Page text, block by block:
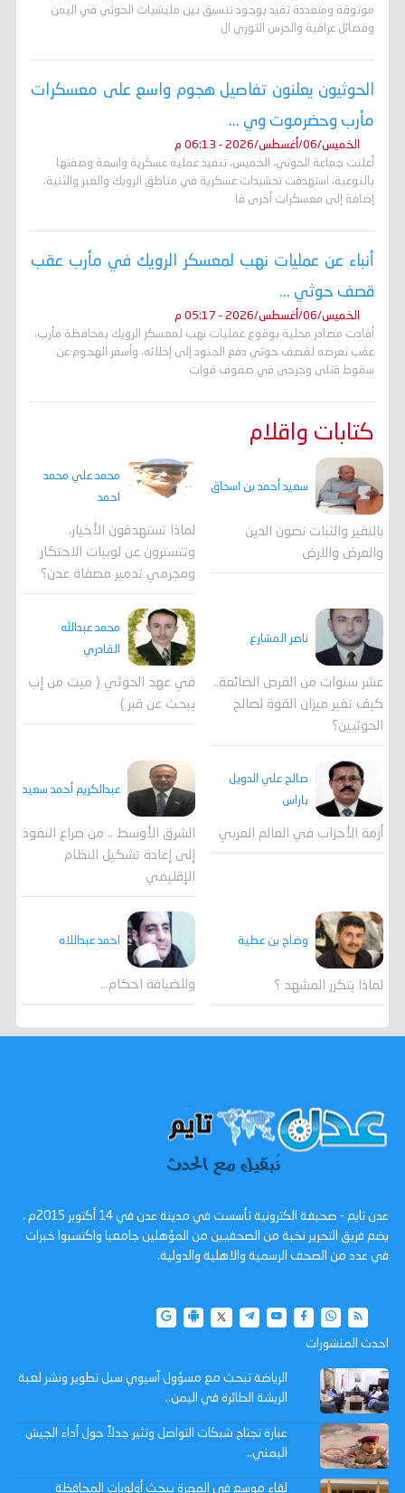
موثوقة ومتعددة تفيد بوجود تنسيق بين مليشيات الحوثي في اليمن
وفصائل عراقية والحرس الثوري ال
الحوثيون يعلنون تفاصيل هجوم واسع على معسكرات
مأرب وحضرموت وي ...
الخميس/06/أغسطس/2026 - 06:13 م
أعلنت جماعة الحوثي، الخميس، تنفيذ عملية عسكرية واسعة وصفتها
بالنوعية، استهدفت تحشيدات عسكرية في مناطق الرويك والعبر والثنية،
إضافة إلى معسكرات أخرى قا
أنباء عن عمليات نهب لمعسكر الرويك في مأرب عقب
قصف حوثي ...
الخميس/06/أغسطس/2026 - 05:17 م
أفادت مصادر محلية بوقوع عمليات نهب لمعسكر الرويك بمحافظة مأرب،
عقب تعرضه لقصف حوثي دفع الجنود إلى إخلائه، وأسفر الهجوم عن
سقوط قتلى وجرحى في صفوف قوات
كتابات واقلام
سعيد أحمد بن اسحاق
بالنفير والثبات نصون الدين
والعرض والارض
محمد علي محمد
احمد
لماذا تستهدفون الأخيار،
وتتسترون عن لوبيات الاحتكار
ومجرمي تدمير مصفاة عدن؟
ناصر المشارع
عشر سنوات من الفرص الضائعة..
كيف تغير ميزان القوة لصالح
الحوثيين؟
محمد عبدالله
القادري
في عهد الحوثي ( ميت من إب
يبحث عن قبر )
صالح علي الدويل
باراس
أزمة الأحزاب في العالم العربي
عبدالكريم أحمد سعيد
الشرق الأوسط .. من صراع النفوذ
إلى إعادة تشكيل النظام
الإقليمي
وضاح بن عطية
لماذا يتكرر المشهد ؟
احمد عبداللاه
وللضيافة احكام…
عدن تايم - صحيفة الكترونية تأسست في مدينة عدن في 14 أكتوبر 2015م ،
يضم فريق التحرير نخبة من الصحفيين من المؤهلين جامعيا واكتسبوا خبرات
في عدد من الصحف الرسمية والاهلية والدولية.
احدث المنشورات
الرياضة تبحث مع مسؤول آسيوي سبل تطوير ونشر لعبة
الريشة الطائرة في اليمن..
عبارة تجتاح شبكات التواصل وتثير جدلاً حول أداء الجيش
اليمني..
لقاء موسع في المهرة يبحث أولويات المحافظة